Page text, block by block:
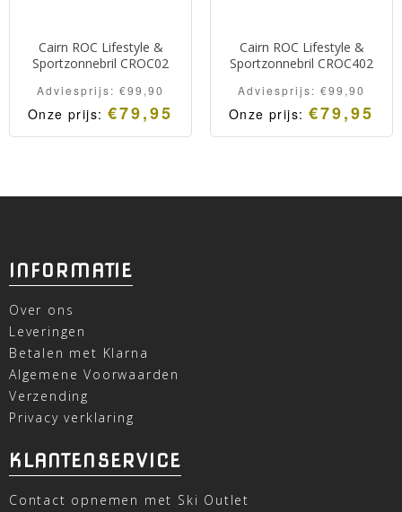
Cairn ROC Lifestyle &
Sportzonnebril CROC02
Adviesprijs: €99,90
Onze prijs: €79,95
Cairn ROC Lifestyle &
Sportzonnebril CROC402
Adviesprijs: €99,90
Onze prijs: €79,95
INFORMATIE
Over ons
Leveringen
Betalen met Klarna
Algemene Voorwaarden
Verzending
Privacy verklaring
KLANTENSERVICE
Contact opnemen met Ski Outlet